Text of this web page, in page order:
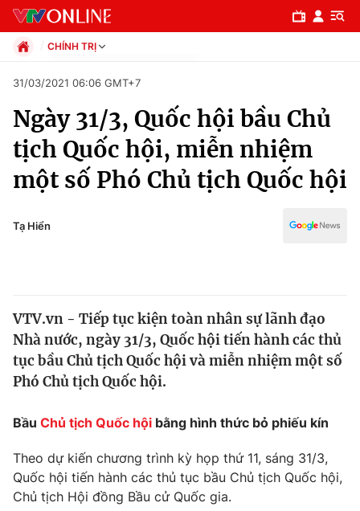
Chuyên mục
Chính trị
Thế giới
Tin tức
Tài chính
Thị trường
Góc doanh nghiệp
Truyền hình
CHÍNH TRỊ
Xã hội
Pháp luật
Kinh tế
Thể thao
Truyền hình
31/03/2021 06:06 GMT+7
Ngày 31/3, Quốc hội bầu Chủ
tịch Quốc hội, miễn nhiệm
một số Phó Chủ tịch Quốc hội
Tạ Hiển
VTV.vn - Tiếp tục kiện toàn nhân sự lãnh đạo
Nhà nước, ngày 31/3, Quốc hội tiến hành các thủ
tục bầu Chủ tịch Quốc hội và miễn nhiệm một số
Phó Chủ tịch Quốc hội.
Bầu Chủ tịch Quốc hội bằng hình thức bỏ phiếu kín
Theo dự kiến chương trình kỳ họp thứ 11, sáng 31/3,
Quốc hội tiến hành các thủ tục bầu Chủ tịch Quốc hội,
Chủ tịch Hội đồng Bầu cử Quốc gia.